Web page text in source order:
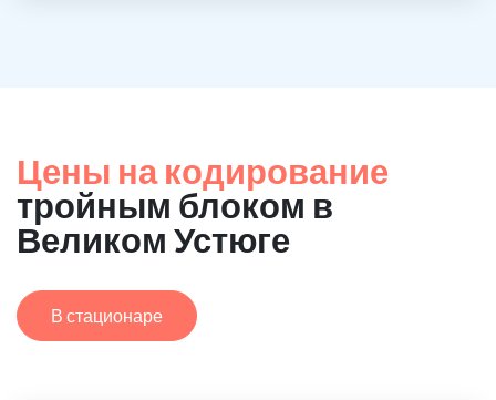
Цены на кодирование
тройным блоком в
Великом Устюге
В стационаре